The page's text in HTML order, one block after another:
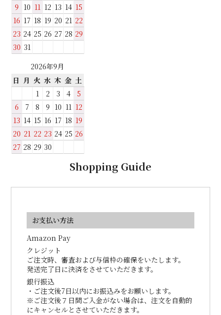
9 10 11 12 13 14 15
16 17 18 19 20 21 22
23 24 25 26 27 28 29
30 31
2026年9月
日 月 火 水 木 金 土
1
2 3 4
5
6
7 8 9 10 11 12
13 14 15 16 17 18 19
20 21 22 23 24 25 26
27 28 29 30
Shopping Guide
お支払い方法
Amazon Pay
クレジット
ご注文時、審査および与信枠の確保をいたします。
発送完了日に決済をさせていただきます。
銀行振込
・ご注文後7日以内にお振込みをお願いします。
※ご注文後７日間ご入金がない場合は、注文を自動的
にキャンセルとさせていただきます。